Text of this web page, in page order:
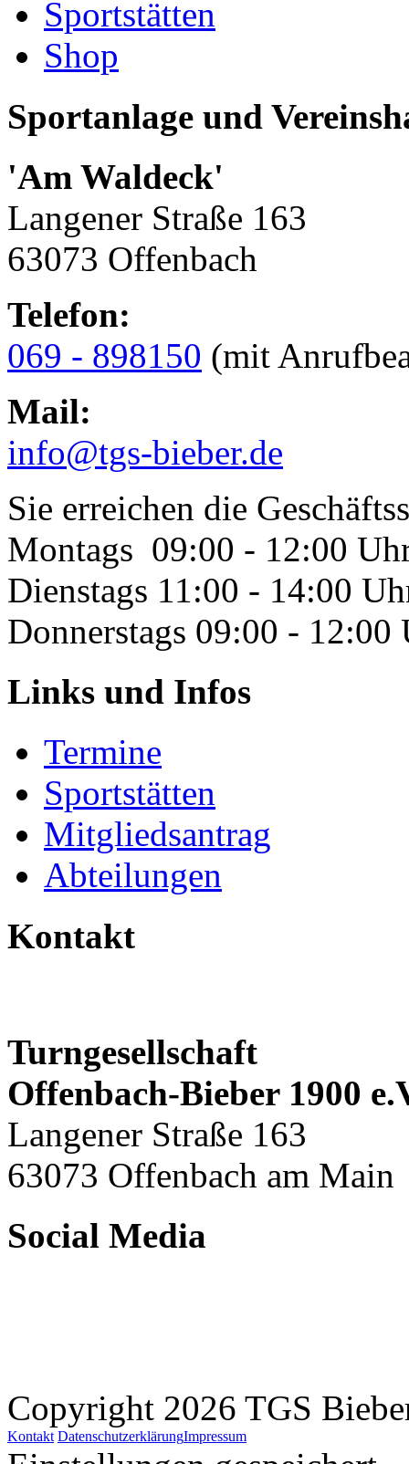
Sportstätten
Shop
Sportanlage und
'Am Waldeck'
Langener Straße 163
63073 Offenbach
Telefon:
069 - 898150 (mit
Mail:
info@tgs-bieber.de
Sie erreichen die
Montags 09:00 - 12:00
Dienstags 11:00 - 14:00
Donnerstags 09:00 - 12:00
Links und Infos
Termine
Sportstätten
Mitgliedsantrag
Abteilungen
Kontakt
Turngesellschaft
Offenbach-Bieber 1900
Langener Straße 163
63073 Offenbach am Main
Social Media
Copyright 2026 TGS
Kontakt DatenschutzerklärungImpressum